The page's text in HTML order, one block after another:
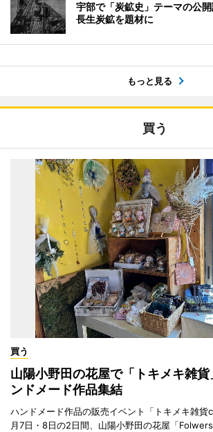
宇部で「炭鉱史」テーマの公
長生炭鉱を題材に
もっと見る
買う
買う
山陽小野田の花屋で「トキメキ雑
ンドメード作品集結
ハンドメード作品の販売イベント「トキメキ雑
月7日・8日の2日間、山陽小野田の花屋「